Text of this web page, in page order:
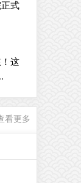
式
这
看更多